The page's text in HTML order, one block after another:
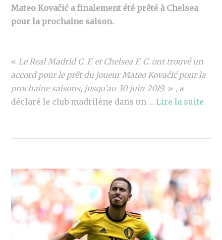
Mateo Kovačić a finalement été prêté à Chelsea
pour la prochaine saison.
« Le Real Madrid C. F. et Chelsea F. C. ont trouvé un
accord pour le prêt du joueur Mateo Kovačić pour la
prochaine saisons, jusqu’au 30 juin 2019. » , a
déclaré le club madrilène dans un …Lire la suite